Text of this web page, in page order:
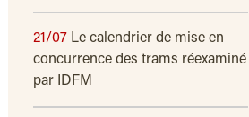
21/07 Le calendrier de mise en
concurrence des trams réexaminé
par IDFM